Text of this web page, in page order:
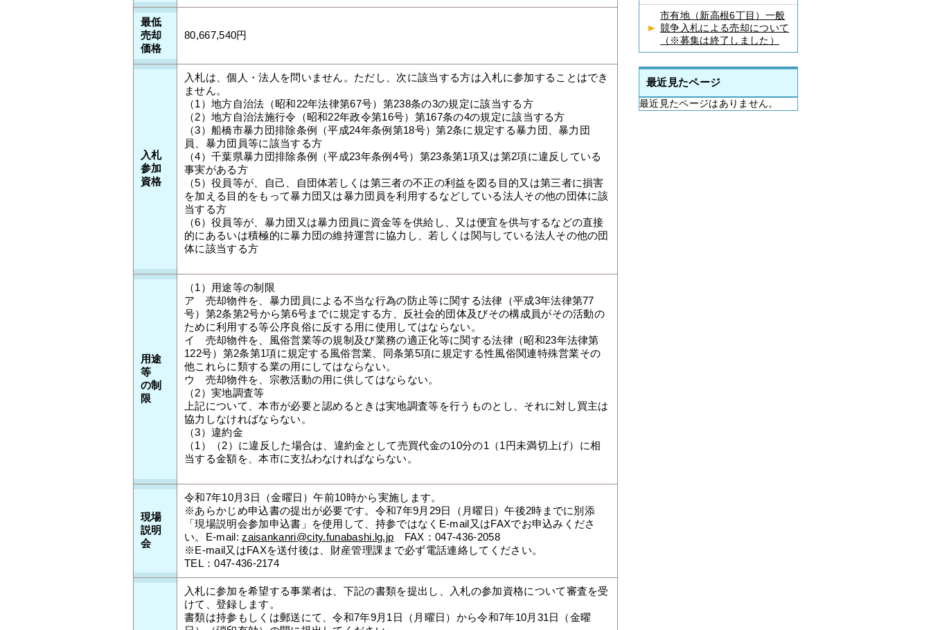
最低
売却
価格
80,667,540円
入札
参加
資格
入札は、個人・法人を問いません。ただし、次に該当する方は入札に参加することはでき
ません。
（1）地方自治法（昭和22年法律第67号）第238条の3の規定に該当する方
（2）地方自治法施行令（昭和22年政令第16号）第167条の4の規定に該当する方
（3）船橋市暴力団排除条例（平成24年条例第18号）第2条に規定する暴力団、暴力団
員、暴力団員等に該当する方
（4）千葉県暴力団排除条例（平成23年条例4号）第23条第1項又は第2項に違反している
事実がある方
（5）役員等が、自己、自団体若しくは第三者の不正の利益を図る目的又は第三者に損害
を加える目的をもって暴力団又は暴力団員を利用するなどしている法人その他の団体に該
当する方
（6）役員等が、暴力団又は暴力団員に資金等を供給し、又は便宜を供与するなどの直接
的にあるいは積極的に暴力団の維持運営に協力し、若しくは関与している法人その他の団
体に該当する方
用途
等
の制
限
（1）用途等の制限
ア 売却物件を、暴力団員による不当な行為の防止等に関する法律（平成3年法律第77
号）第2条第2号から第6号までに規定する方、反社会的団体及びその構成員がその活動の
ために利用する等公序良俗に反する用に使用してはならない。
イ 売却物件を、風俗営業等の規制及び業務の適正化等に関する法律（昭和23年法律第
122号）第2条第1項に規定する風俗営業、同条第5項に規定する性風俗関連特殊営業その
他これらに類する業の用にしてはならない。
ウ 売却物件を、宗教活動の用に供してはならない。
（2）実地調査等
上記について、本市が必要と認めるときは実地調査等を行うものとし、それに対し買主は
協力しなければならない。
（3）違約金
（1）（2）に違反した場合は、違約金として売買代金の10分の1（1円未満切上げ）に相
当する金額を、本市に支払わなければならない。
現場
説明
会
令和7年10月3日（金曜日）午前10時から実施します。
※あらかじめ申込書の提出が必要です。令和7年9月29日（月曜日）午後2時までに別添
「現場説明会参加申込書」を使用して、持参ではなくE-mail又はFAXでお申込みくださ
い。E-mail:zaisankanri@city.funabashi.lg.jp FAX：047-436-2058
※E-mail又はFAXを送付後は、財産管理課まで必ず電話連絡してください。
TEL：047-436-2174
入札に参加を希望する事業者は、下記の書類を提出し、入札の参加資格について審査を受
けて、登録します。
書類は持参もしくは郵送にて、令和7年9月1日（月曜日）から令和7年10月31日（金曜
市有地（新高根6丁目）一般
競争入札による売却について
（※募集は終了しました）
最近見たページ
最近見たページはありません。